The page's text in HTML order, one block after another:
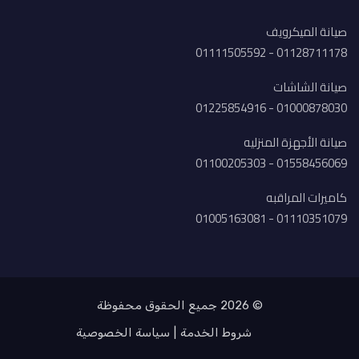
صيانة الميكرويف
01128711178 - 01111505592
صيانة الشاشات
01000878030 - 01225854916
صيانة الأجهزة المنزليه
01558456069 - 01100205303
كاميرات المراقبه
01110351079 - 01005163081
© 2026 جميع الحقوق محفوظة
شروط الخدمة
سياسة الخصوصية